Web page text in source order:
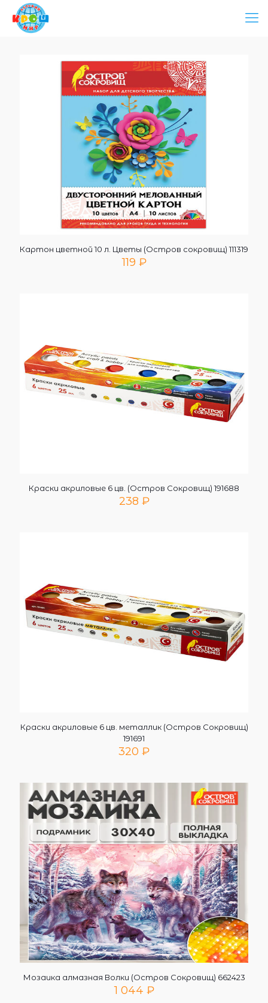
Картон цветной 10 л. Цветы (Остров сокровищ) 111319
119 ₽
Краски акриловые 6 цв. (Остров Сокровищ) 191688
238 ₽
Краски акриловые 6 цв. металлик (Остров Сокровищ)
191691
320 ₽
Мозаика алмазная Волки (Остров Сокровищ) 662423
1 044 ₽